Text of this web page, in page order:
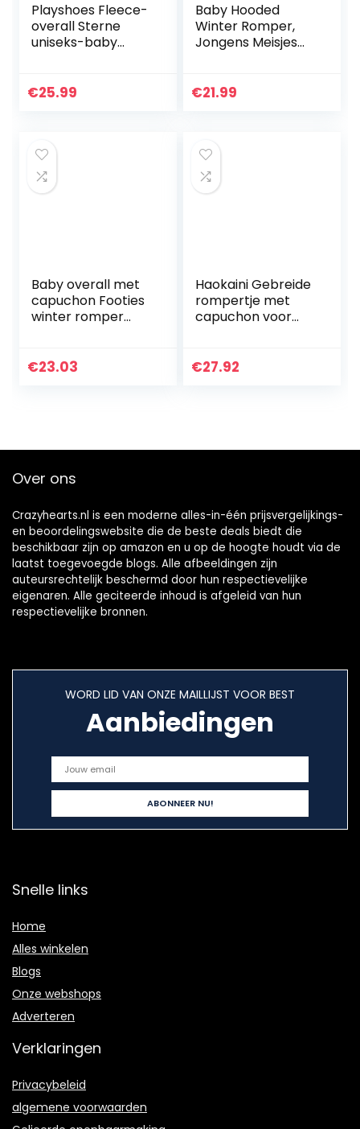
Playshoes Fleece-
overall Sterne
uniseks-baby
€25.99
Baby Hooded
Winter Romper,
Jongens Meisjes
Warmer Bodysuits
€21.99
Baby overall met
capuchon Footies
winter romper
meisjes jongens
€23.03
Haokaini Gebreide
rompertje met
capuchon voor
€27.92
Over ons
Crazyhearts.nl is een moderne alles-in-één prijsvergelijkings-
en beoordelingswebsite die de beste deals biedt die
beschikbaar zijn op amazon en u op de hoogte houdt via de
laatst toegevoegde blogs. Alle afbeeldingen zijn
auteursrechtelijk beschermd door hun respectievelijke
eigenaren. Alle geciteerde inhoud is afgeleid van hun
respectievelijke bronnen.
WORD LID VAN ONZE MAILLIJST VOOR BEST
Aanbiedingen
Snelle links
Home
Alles winkelen
Blogs
Onze webshops
Adverteren
Verklaringen
Privacybeleid
algemene voorwaarden